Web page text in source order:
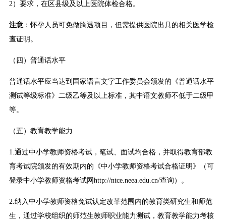
2）要求，在区县级及以上医院体检合格。
注意：怀孕人员可免做胸透项目，但需提供医院出具的相关医学检
查证明。
（四）普通话水平
普通话水平应当达到国家语言文字工作委员会颁发的《普通话水平
测试等级标准》二级乙等及以上标准，其中语文教师不低于二级甲
等。
（五）教育教学能力
1.通过中小学教师资格考试，笔试、面试均合格，并取得教育部教
育考试院颁发的有效期内的《中小学教师资格考试合格证明》（可
登录中小学教师资格考试网 http://ntce.neea.edu.cn/查询）。
2.纳入中小学教师资格免试认定改革范围内的教育类研究生和师范
生，通过学校组织的师范生教师职业能力测试，教育教学能力考核